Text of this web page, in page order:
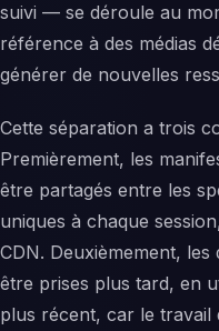
suivi — se déroule au
référence à des médias
générer de nouvelles
Cette séparation a trois
Premièrement, les
être partagés entre les
uniques à chaque
CDN. Deuxièmement,
être prises plus tard, en
plus récent, car le travail